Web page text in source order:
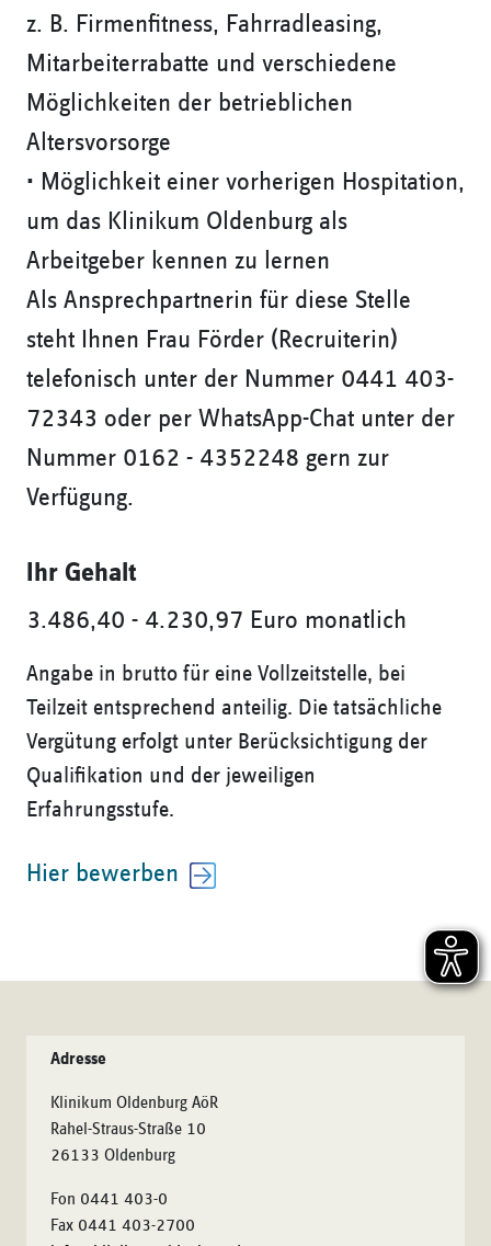
z. B. Firmenfitness, Fahrradleasing,
Mitarbeiterrabatte und verschiedene
Möglichkeiten der betrieblichen
Altersvorsorge
• Möglichkeit einer vorherigen Hospitation,
um das Klinikum Oldenburg als
Arbeitgeber kennen zu lernen
Als Ansprechpartnerin für diese Stelle
steht Ihnen Frau Förder (Recruiterin)
telefonisch unter der Nummer 0441 403-
72343 oder per WhatsApp-Chat unter der
Nummer 0162 - 4352248 gern zur
Verfügung.
Ihr Gehalt
3.486,40 - 4.230,97 Euro monatlich
Angabe in brutto für eine Vollzeitstelle, bei
Teilzeit entsprechend anteilig. Die tatsächliche
Vergütung erfolgt unter Berücksichtigung der
Qualifikation und der jeweiligen
Erfahrungsstufe.
Hier bewerben
Adresse
Klinikum Oldenburg AöR
Rahel-Straus-Straße 10
26133 Oldenburg
Fon 0441 403-0
Fax 0441 403-2700